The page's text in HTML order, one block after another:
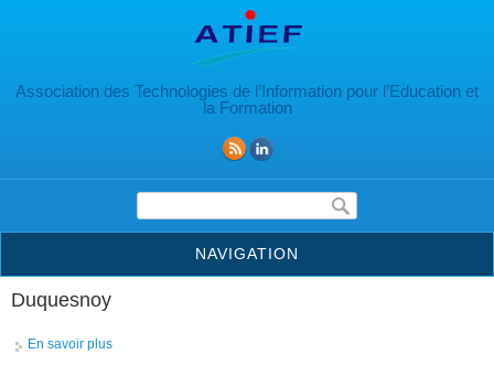
Association des Technologies de l’Information pour l’Education et
la Formation
Formulaire de recherche
NAVIGATION
Duquesnoy
En savoir plus